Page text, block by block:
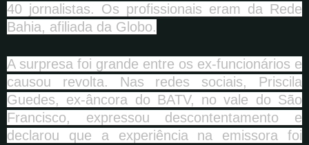
40 jornalistas. Os profissionais eram da Rede
Bahia, afiliada da Globo.
A surpresa foi grande entre os ex-funcionários e
causou revolta. Nas redes sociais, Priscila
Guedes, ex-âncora do BATV, no vale do São
Francisco, expressou descontentamento e
declarou que a experiência na emissora foi